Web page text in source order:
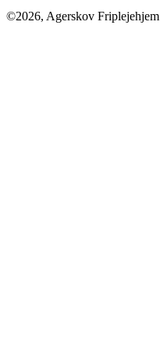
©2026, Agerskov Friplejehjem